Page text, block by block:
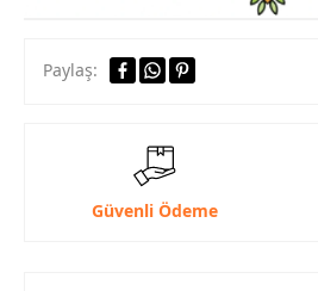
Paylaş:
Güvenli Ödeme